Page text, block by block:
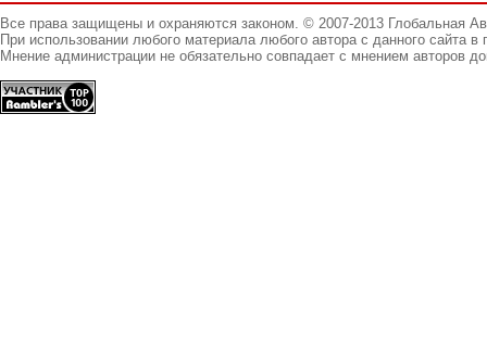
Все права защищены и охраняются законом. © 2007-2013 Глобальная
При использовании любого материала любого автора с данного сайта
Мнение администрации не обязательно совпадает с мнением авторов